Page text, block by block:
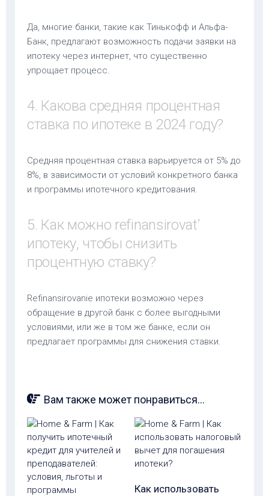
Да, многие банки, такие как Тинькофф и Альфа-
Банк, предлагают возможность подачи заявки на
ипотеку через интернет, что существенно
упрощает процесс.
4. Какова средняя процентная
ставка по ипотеке в 2024 году?
Средняя процентная ставка варьируется от 5% до
8%, в зависимости от условий конкретного банка
и программы ипотечного кредитования.
5. Как можно refinansirovat’
ипотеку, чтобы снизить
процентную ставку?
Refinansirovanie ипотеки возможно через
обращение в другой банк с более выгодными
условиями, или же в том же банке, если он
предлагает программы для снижения ставки.
Вам также может понравиться...
Как использовать